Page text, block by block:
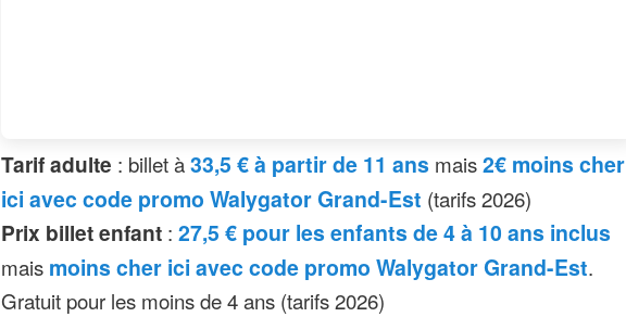
Tarif adulte : billet à33,5 € à partir de 11 ans mais2€ moins cher
ici avec code promo Walygator Grand-Est (tarifs 2026)
Prix billet enfant : 27,5 € pour les enfants de 4 à 10 ans inclus
mais moins cher ici avec code promo Walygator Grand-Est.
Gratuit pour les moins de 4 ans (tarifs 2026)